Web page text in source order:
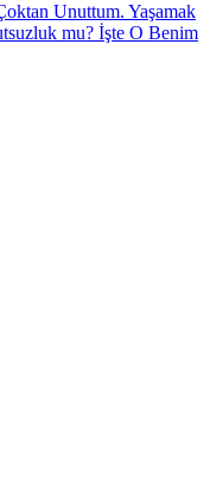
Unuttum. Yaşamak
mu? İşte O Benim